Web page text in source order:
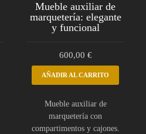
Mueble auxiliar de
marquetería: elegante
y funcional
600,00 €
AÑADIR AL CARRITO
Mueble auxiliar de
marquetería con
compartimentos y cajones.